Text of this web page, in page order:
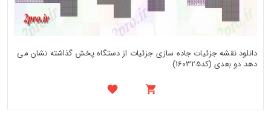
دانلود نقشه جزئیات جاده سازی جزئیات از دستگاه پخش گذاشته نشان می
دهد دو بعدی (کد160325)